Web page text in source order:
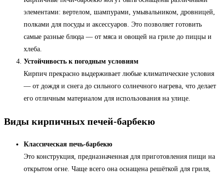
элементами: вертелом, шампурами, умывальником, дровницей,
полками для посуды и аксессуаров. Это позволяет готовить
самые разные блюда — от мяса и овощей на гриле до пиццы и
хлеба.
Устойчивость к погодным условиям
Кирпич прекрасно выдерживает любые климатические условия
— от дождя и снега до сильного солнечного нагрева, что делает
его отличным материалом для использования на улице.
Виды кирпичных печей-барбекю
Классическая печь-барбекю
Это конструкция, предназначенная для приготовления пищи на
открытом огне. Чаще всего она оснащена решёткой для гриля,